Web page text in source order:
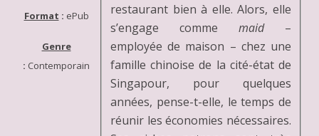
Format : ePub
Genre
: Contemporain
restaurant bien à elle. Alors, elle
s’engage comme maid–
employée de maison – chez une
famille chinoise de la cité-état de
Singapour, pour quelques
années, pense-t-elle, le temps de
réunir les économies nécessaires.